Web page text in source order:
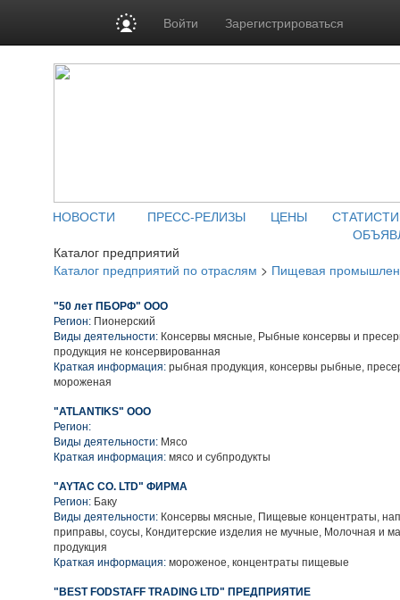
Войти Зарегистрироваться
НОВОСТИ ПРЕСС-РЕЛИЗЫ ЦЕНЫ
Каталог предприятий
Каталог предприятий по отраслям > Пищевая
"50 лет ПБОРФ" ООО
Регион: Пионерский
Виды деятельности: Консервы мясные, Рыбные консервы и
продукция не консервированная
Краткая информация: рыбная продукция, консервы рыбные,
мороженая
"ATLANTIKS" ООО
Регион:
Виды деятельности: Мясо
Краткая информация: мясо и субпродукты
"AYTAC CO. LTD" ФИРМА
Регион: Баку
Виды деятельности: Консервы мясные, Пищевые концентраты,
приправы, соусы, Кондитерские изделия не мучные, Молочная и
продукция
Краткая информация: мороженое, концентраты пищевые
"BEST FODSTAFF TRADING LTD" ПРЕДПРИЯТИЕ